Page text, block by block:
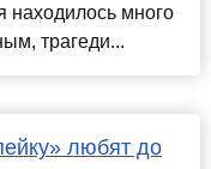
находилось много
трагеди...
любят до